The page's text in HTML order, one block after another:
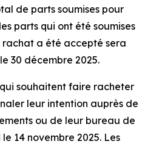
de parts soumises pour
parts qui ont été soumises
a été accepté sera
30 décembre 2025.
souhaitent faire racheter
leur intention auprès de
ou de leur bureau de
14 novembre 2025. Les